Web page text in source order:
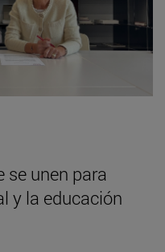
se unen para
y la educación